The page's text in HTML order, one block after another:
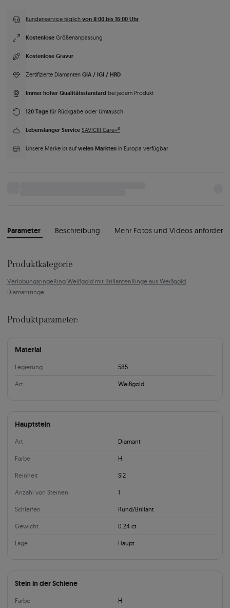
Kundenservice täglich von 8:00 bis 16:00 Uhr
Kostenlose Größenanpassung
Kostenlose Gravur
Zertifizierte Diamanten GIA / IGI / HRD
Immer hoher Qualitätsstandard bei jedem Produkt
120 Tage für Rückgabe oder Umtausch
Lebenslanger Service SAVICKI Care+®
Unsere Marke ist auf vielen Märkten in Europa verfügbar
Parameter Beschreibung Mehr Fotos und Videos anfordern
Produktkategorie
VerlobungsringeRing Weißgold mit BrillantenRinge aus Weißgold
Diamantringe
Produktparameter:
Material
Legierung 585
Art Weißgold
Hauptstein
Art Diamant
Farbe H
Reinheit SI2
Anzahl von Steinen 1
Schleifen Rund/Brillant
Gewicht 0.24 ct
Lage Haupt
Stein in der Schiene
Farbe H